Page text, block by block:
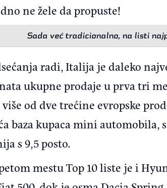
ne žele da propuste!
Sada već tradicionalno, na listi
radi, Italija je daleko
ukupne prodaje u prva tri
od dve trećine evropske
baza kupaca mini automobila,
s 9,5 posto.
mestu Top 10 liste je i